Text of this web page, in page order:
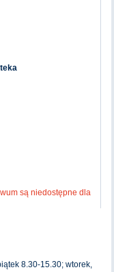
są niedostępne dla
8.30-15.30; wtorek,